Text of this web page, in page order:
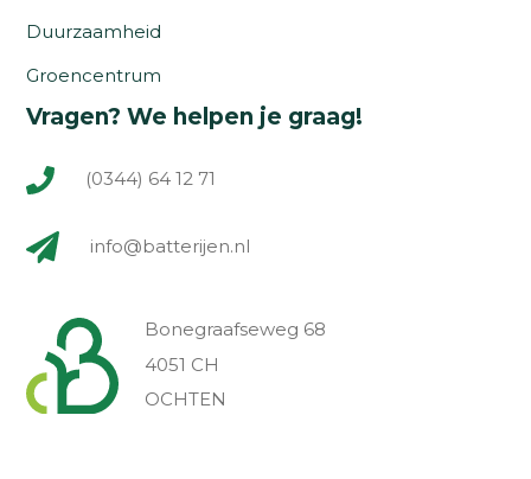
Duurzaamheid
Groencentrum
Vragen? We helpen je graag!
(0344) 64 12 71
info@batterijen.nl
Bonegraafseweg 68
4051 CH
OCHTEN